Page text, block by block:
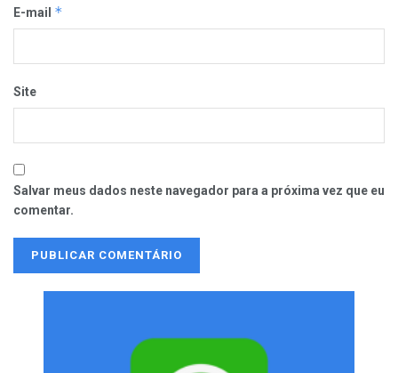
E-mail *
Site
Salvar meus dados neste navegador para a próxima vez que eu
comentar.